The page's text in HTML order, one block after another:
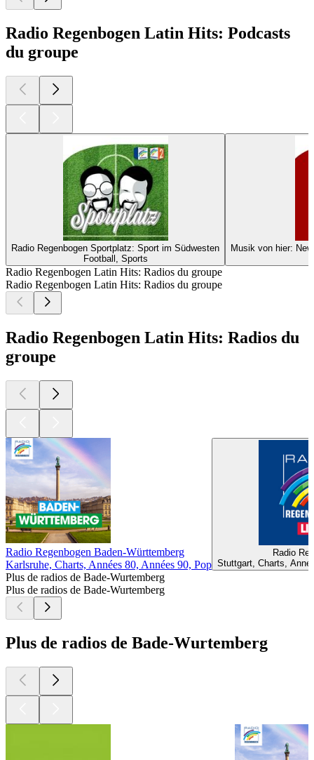
Radio Regenbogen Latin Hits: Podcasts
du groupe
Radio Regenbogen Sportplatz: Sport im Südwesten
Football, Sports
Musik von hier:
Radio Regenbogen Latin Hits: Radios du groupe
Radio Regenbogen Latin Hits: Radios du groupe
Radio Regenbogen Latin Hits: Radios du
groupe
Radio Regenbogen Baden-Württemberg
Karlsruhe, Charts, Années 80, Années 90, Pop
Radio
Stuttgart, Charts,
Plus de radios de Bade-Wurtemberg
Plus de radios de Bade-Wurtemberg
Plus de radios de Bade-Wurtemberg